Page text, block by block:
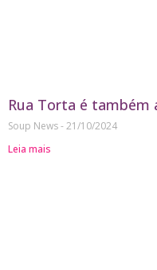
Rua Torta é também
Soup News 21/10/2024
Leia mais